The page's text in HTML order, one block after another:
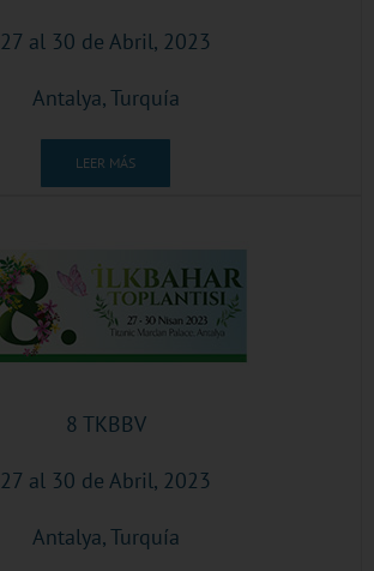
27 al 30 de Abril, 2023
Antalya, Turquía
LEER MÁS
8 TKBBV
27 al 30 de Abril, 2023
Antalya, Turquía